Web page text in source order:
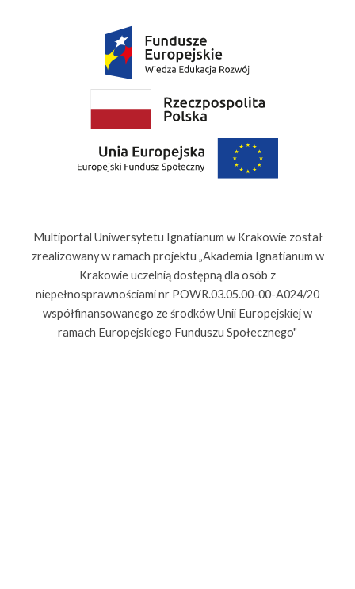
Multiportal Uniwersytetu Ignatianum w Krakowie został
zrealizowany w ramach projektu „Akademia Ignatianum w
Krakowie uczelnią dostępną dla osób z
niepełnosprawnościami nr POWR.03.05.00-00-A024/20
współfinansowanego ze środków Unii Europejskiej w
ramach Europejskiego Funduszu Społecznego"